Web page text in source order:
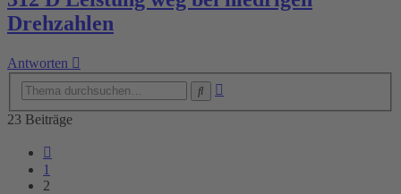
Drehzahlen
Antworten
23 Beiträge
1
2